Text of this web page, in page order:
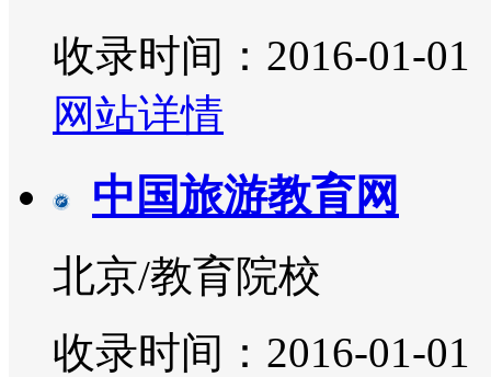
收录时间：2016-01-01
网站详情
中国旅游教育网
北京/教育院校
收录时间：2016-01-01